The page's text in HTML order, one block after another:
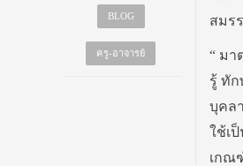
BLOG
ครู-อาจารย์
สมร
“ มา
รู้ ทัก
บุคล
ใช้เ
เกณ